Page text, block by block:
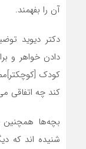
آن را بفهمند.
دکتر دیوید
دادن خواهر و
کودک
کند چه اتفاقی
بچه‌ها همچنین
شنیده اند که